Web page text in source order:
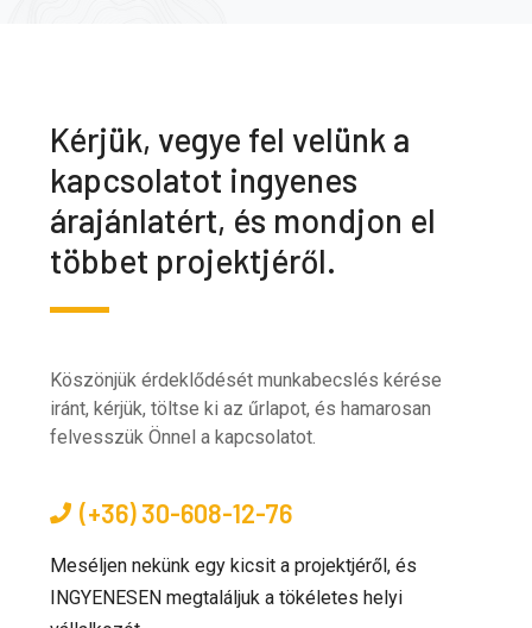
Kérjük, vegye fel velünk a
kapcsolatot ingyenes
árajánlatért, és mondjon el
többet projektjéről.
Köszönjük érdeklődését munkabecslés kérése
iránt, kérjük, töltse ki az űrlapot, és hamarosan
felvesszük Önnel a kapcsolatot.
(+36) 30-608-12-76
Meséljen nekünk egy kicsit a projektjéről, és
INGYENESEN megtaláljuk a tökéletes helyi